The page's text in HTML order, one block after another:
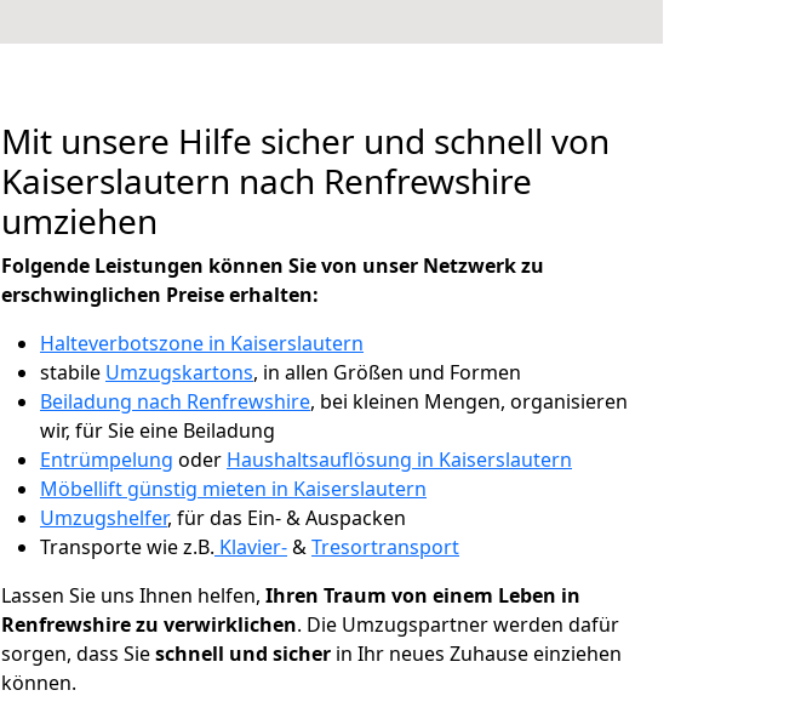
Mit unsere Hilfe sicher und schnell von
Kaiserslautern nach Renfrewshire
umziehen
Folgende Leistungen können Sie von unser Netzwerk zu
erschwinglichen Preise erhalten:
Halteverbotszone in Kaiserslautern
stabile Umzugskartons, in allen Größen und Formen
Beiladung nach Renfrewshire, bei kleinen Mengen, organisieren
wir, für Sie eine Beiladung
Entrümpelung oder Haushaltsauflösung in Kaiserslautern
Möbellift günstig mieten in Kaiserslautern
Umzugshelfer, für das Ein- & Auspacken
Transporte wie z.B. Klavier-&Tresortransport
Lassen Sie uns Ihnen helfen, Ihren Traum von einem Leben in
Renfrewshire zu verwirklichen. Die Umzugspartner werden dafür
sorgen, dass Sieschnell und sicher in Ihr neues Zuhause einziehen
können.